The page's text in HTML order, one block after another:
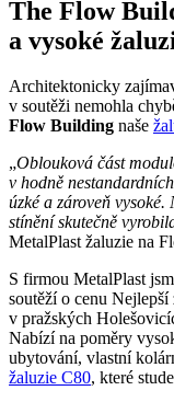
The Flow
a vysoké
Architektonicky
v soutěži nemohla
Flow Building naše
„Oblouková část
v hodně
úzké a zároveň
stínění skutečně
MetalPlast žaluzie na
S firmou MetalPlast
soutěží o cenu Nejlepší
v pražských
Nabízí na poměry
ubytování, vlastní
žaluzie C80, které